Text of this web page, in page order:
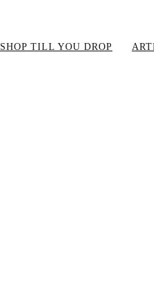
SHOP TILL YOU DROP